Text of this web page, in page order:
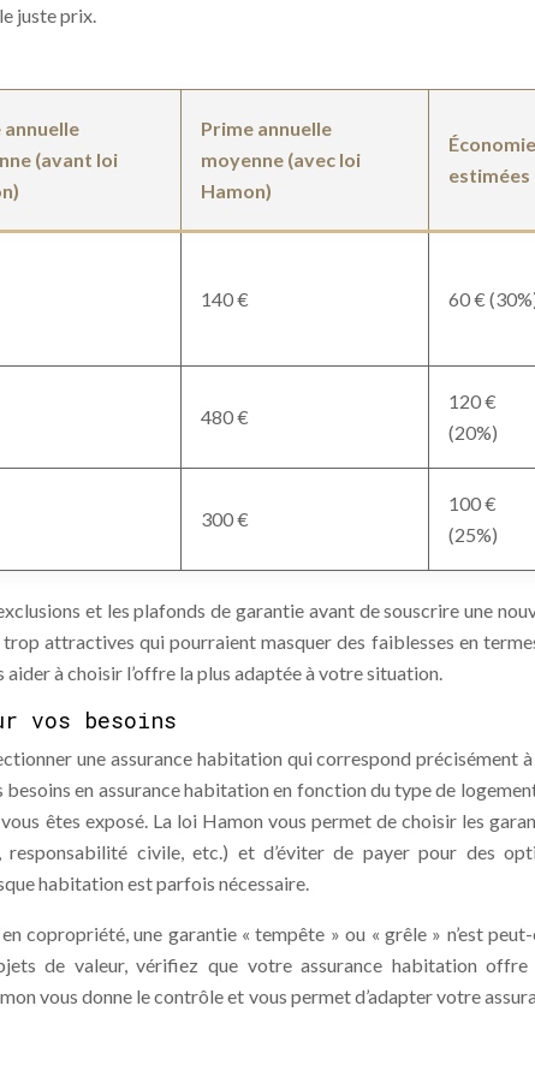
juste prix.
annuelle
(avant loi
Prime annuelle
moyenne (avec loi
Hamon)
estimées
140 € 60 €
480 €
120 €
(20%)
300 €
100 €
(25%)
et les plafonds de garantie avant de souscrire une
attractives qui pourraient masquer des faiblesses en
à choisir l’offre la plus adaptée à votre situation.
vos besoins
une assurance habitation qui correspond précisément
en assurance habitation en fonction du type de
êtes exposé. La loi Hamon vous permet de choisir les
responsabilité civile, etc.) et d’éviter de payer pour des
habitation est parfois nécessaire.
copropriété, une garantie « tempête » ou « grêle » n’est
de valeur, vérifiez que votre assurance habitation offre
vous donne le contrôle et vous permet d’adapter votre